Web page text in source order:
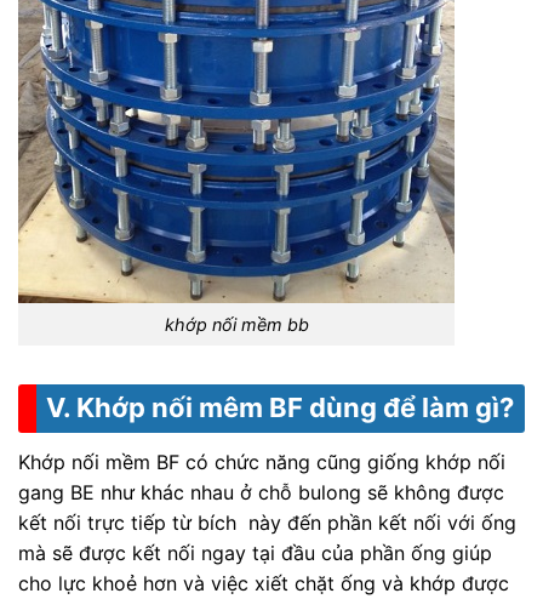
khớp nối mềm bb
V. Khớp nối mêm BF dùng để làm gì?
Khớp nối mềm BF có chức năng cũng giống khớp nối
gang BE như khác nhau ở chỗ bulong sẽ không được
kết nối trực tiếp từ bích này đến phần kết nối với ống
mà sẽ được kết nối ngay tại đầu của phần ống giúp
cho lực khoẻ hơn và việc xiết chặt ống và khớp được